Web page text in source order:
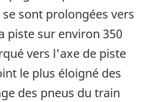
sont prolongées vers
piste sur environ 350
vers l'axe de piste
le plus éloigné des
des pneus du train